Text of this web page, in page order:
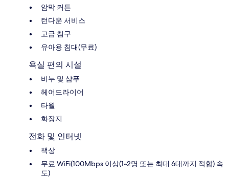
암막 커튼
턴다운 서비스
고급 침구
유아용 침대(무료)
욕실 편의 시설
비누 및 샴푸
헤어드라이어
타월
화장지
전화 및 인터넷
책상
무료 WiFi(100Mbps 이상(1~2명 또는 최대 6대까지 적합) 속
도)